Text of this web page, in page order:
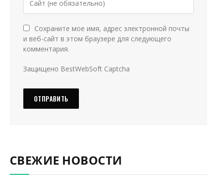
Сохраните мое имя, адрес электронной почты
и веб-сайт в этом браузере для следующего
комментария.
Защищено BestWebSoft Captcha
СВЕЖИЕ НОВОСТИ